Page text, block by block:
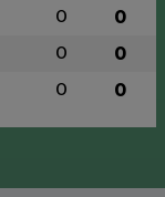
0 0
0 0
0 0